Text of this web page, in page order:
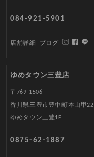
084-921-5901
店舗詳細 ブログ
ゆめタウン三豊店
〒769-1506
香川県三豊市豊中町本山甲22
ゆめタウン三豊1F
0875-62-1887